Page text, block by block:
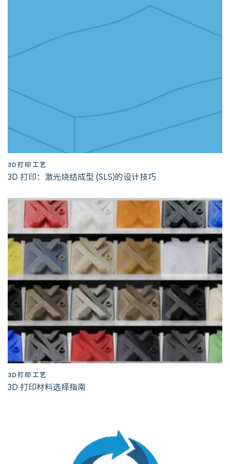
3D打印工艺
3D 打印：激光烧结成型 (SLS)的设计技巧
3D打印工艺
3D 打印材料选择指南